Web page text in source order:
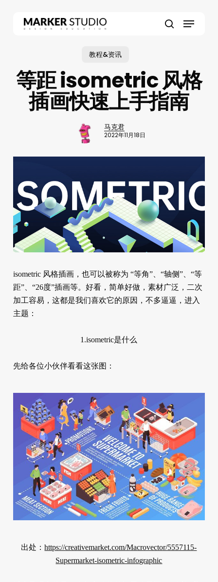
Menu
教程&资讯
等距 isometric 风格
插画快速上手指南
马克君
2022年11月18日
isometric 风格插画，也可以被称为 “等角”、“轴侧”、“等
距”、“26度”插画等。好看，简单好做，素材广泛，二次
加工容易，这都是我们喜欢它的原因，不多逼逼，进入
主题：
1.isometric是什么
先给各位小伙伴看看这张图：
出处：https://creativemarket.com/Macrovector/5557115-
Supermarket-isometric-infographic